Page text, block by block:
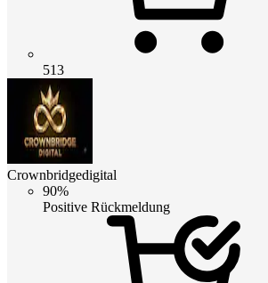
513
Crownbridgedigital
90%
Positive Rückmeldung